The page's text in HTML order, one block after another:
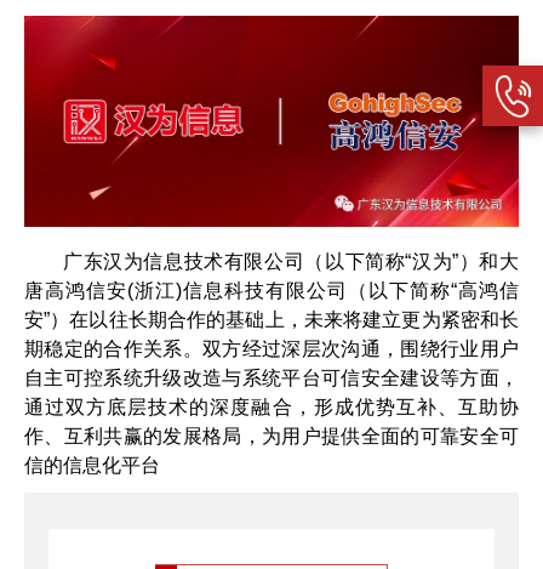
广东汉为信息技术有限公司（以下简称“汉为”）和大
唐高鸿信安(浙江)信息科技有限公司（以下简称“高鸿信
安”）在以往长期合作的基础上，未来将建立更为紧密和长
期稳定的合作关系。双方经过深层次沟通，围绕行业用户
自主可控系统升级改造与系统平台可信安全建设等方面，
通过双方底层技术的深度融合，形成优势互补、互助协
作、互利共赢的发展格局，为用户提供全面的可靠安全可
信的信息化平台